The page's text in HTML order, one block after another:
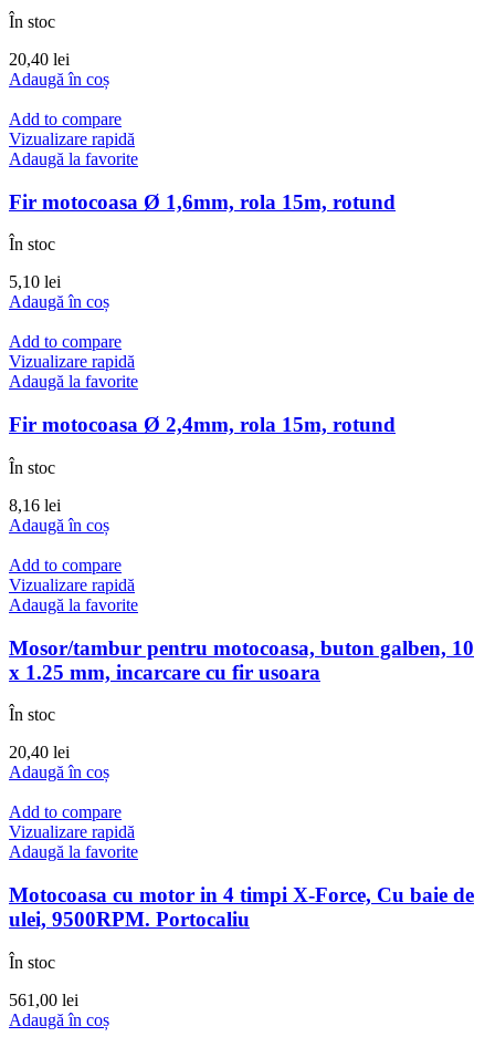
În stoc
20,40 lei
Adaugă în coș
Add to compare
Vizualizare rapidă
Adaugă la favorite
Fir motocoasa Ø 1,6mm, rola 15m, rotund
În stoc
5,10 lei
Adaugă în coș
Add to compare
Vizualizare rapidă
Adaugă la favorite
Fir motocoasa Ø 2,4mm, rola 15m, rotund
În stoc
8,16 lei
Adaugă în coș
Add to compare
Vizualizare rapidă
Adaugă la favorite
Mosor/tambur pentru motocoasa, buton galben, 10
x 1.25 mm, incarcare cu fir usoara
În stoc
20,40 lei
Adaugă în coș
Add to compare
Vizualizare rapidă
Adaugă la favorite
Motocoasa cu motor in 4 timpi X-Force, Cu baie de
ulei, 9500RPM. Portocaliu
În stoc
561,00 lei
Adaugă în coș